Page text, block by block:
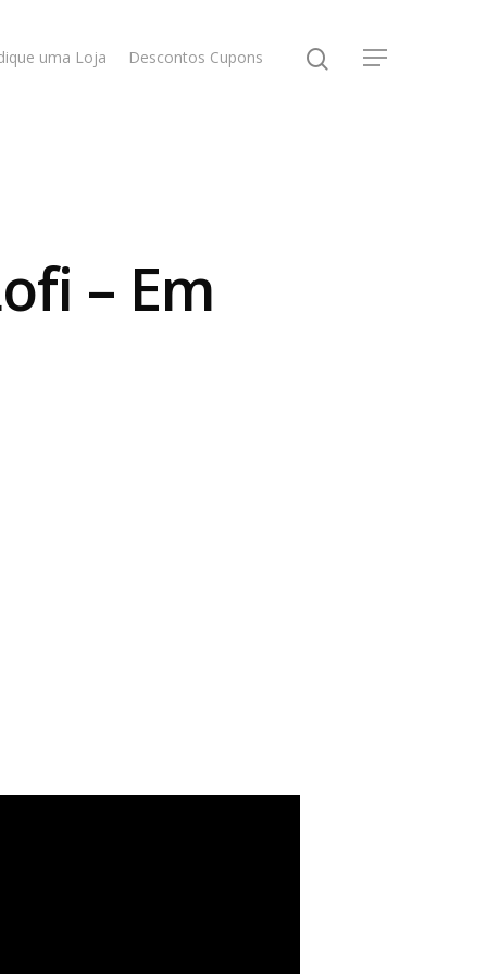
uma Loja Descontos Cupons
– Em